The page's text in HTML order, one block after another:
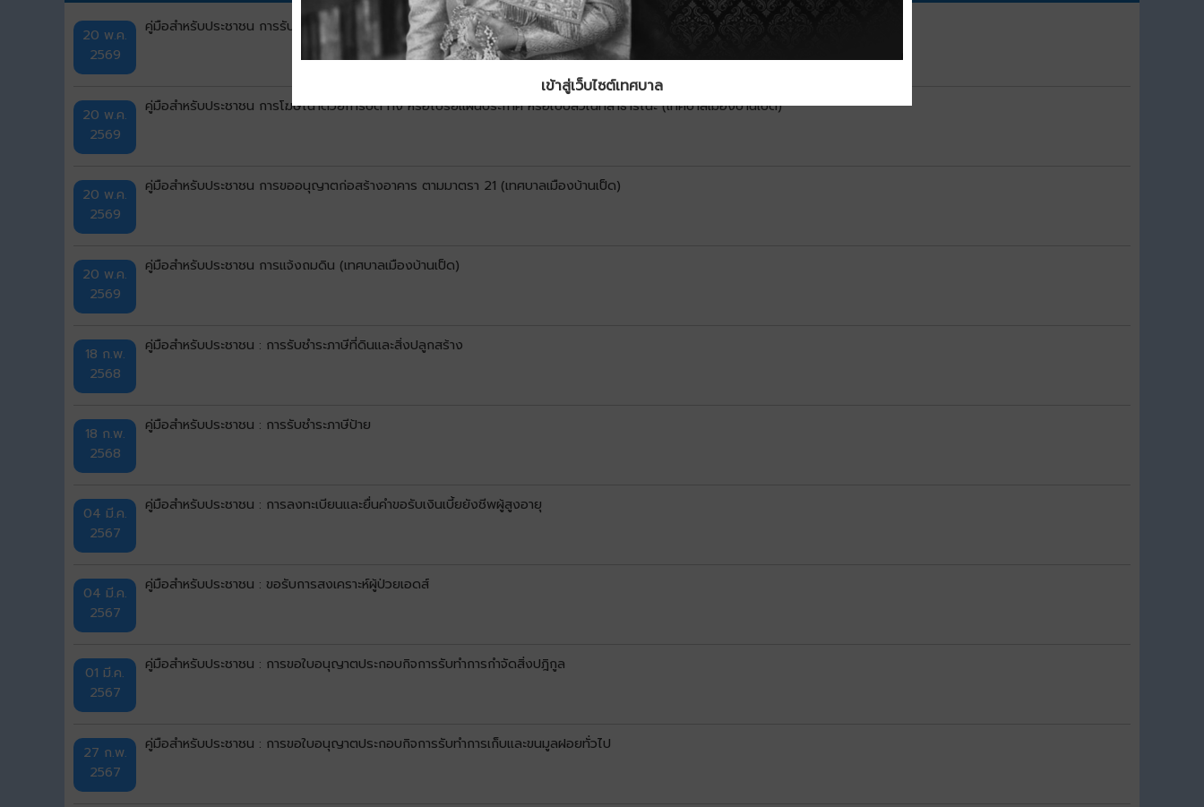
20 พ.ค.
2569
คู่มือสำหรับประชาชน การรับชำระภาษีป้าย (เทศบาลเมืองบ้านเป็ด)
20 พ.ค.
2569
คู่มือสำหรับประชาชน การโฆษณาด้วยการปิด ทิ้ง หรือโปรยแผ่นประกาศ หรือใบปลิวในที่สาธารณะ (เทศบาลเมืองบ้านเป็ด)
20 พ.ค.
2569
คู่มือสำหรับประชาชน การขออนุญาตก่อสร้างอาคาร ตามมาตรา 21 (เทศบาลเมืองบ้านเป็ด)
20 พ.ค.
2569
คู่มือสำหรับประชาชน การแจ้งถมดิน (เทศบาลเมืองบ้านเป็ด)
18 ก.พ.
2568
คู่มือสำหรับประชาชน : การรับชำระภาษีที่ดินและสิ่งปลูกสร้าง
18 ก.พ.
2568
คู่มือสำหรับประชาชน : การรับชำระภาษีป้าย
04 มี.ค.
2567
คู่มือสำหรับประชาชน : การลงทะเบียนและยื่นคำขอรับเงินเบี้ยยังชีพผู้สูงอายุ
04 มี.ค.
2567
คู่มือสำหรับประชาชน : ขอรับการสงเคราะห์ผู้ป่วยเอดส์
01 มี.ค.
2567
คู่มือสำหรับประชาชน : การขอใบอนุญาตประกอบกิจการรับทำการกำจัดสิ่งปฎิกูล
27 ก.พ.
2567
คู่มือสำหรับประชาชน : การขอใบอนุญาตประกอบกิจการรับทำการเก็บและขนมูลฝอยทั่วไป
เข้าสู่เว็บไซต์เทศบาล